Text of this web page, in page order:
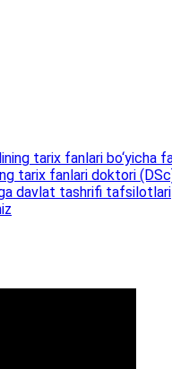
tarix fanlari
tarix fanlari doktori
davlat tashrifi tafsilotlari